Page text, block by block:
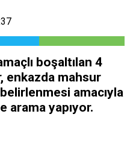
boşaltılan 4
enkazda mahsur
amacıyla
arama yapıyor.